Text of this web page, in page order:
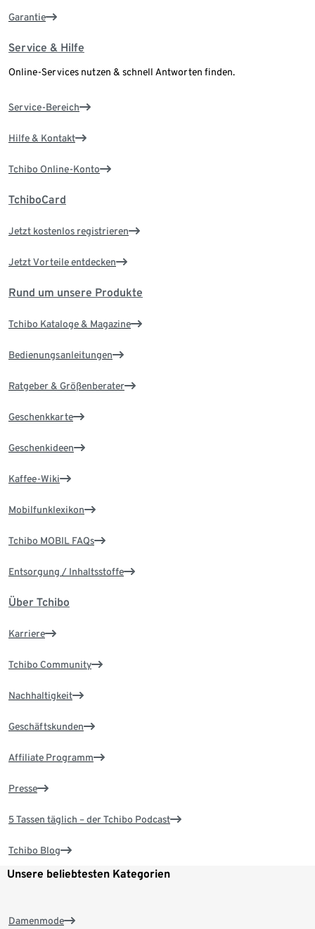
Garantie
Service & Hilfe
Online-Services nutzen & schnell Antworten finden.
Service-Bereich
Hilfe & Kontakt
Tchibo Online-Konto
TchiboCard
Jetzt kostenlos registrieren
Jetzt Vorteile entdecken
Rund um unsere Produkte
Tchibo Kataloge & Magazine
Bedienungsanleitungen
Ratgeber & Größenberater
Geschenkkarte
Geschenkideen
Kaffee-Wiki
Mobilfunklexikon
Tchibo MOBIL FAQs
Entsorgung / Inhaltsstoffe
Über Tchibo
Karriere
Tchibo Community
Nachhaltigkeit
Geschäftskunden
Affiliate Programm
Presse
5 Tassen täglich – der Tchibo Podcast
Tchibo Blog
Unsere beliebtesten Kategorien
Damenmode